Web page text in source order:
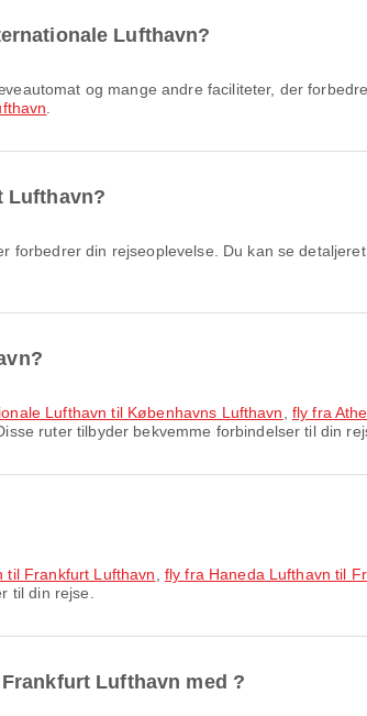
Lufthavn?
Lufthavn?
Lufthavn til Københavns Lufthavn
fly fra
ruter tilbyder bekvemme forbindelser til din
til Frankfurt Lufthavn fly fra Haneda Lufthavn til
til din rejse.
Lufthavn med ?